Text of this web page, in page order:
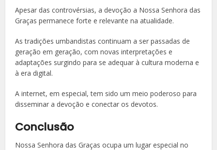
Apesar das controvérsias, a devoção a Nossa Senhora das
Graças permanece forte e relevante na atualidade.
As tradições umbandistas continuam a ser passadas de
geração em geração, com novas interpretações e
adaptações surgindo para se adequar à cultura moderna e
à era digital.
A internet, em especial, tem sido um meio poderoso para
disseminar a devoção e conectar os devotos.
Conclusão
Nossa Senhora das Graças ocupa um lugar especial no